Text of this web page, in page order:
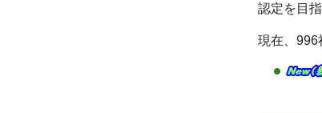
認定を目
現在、996